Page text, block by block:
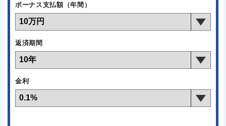
ボーナス支払額（年間）
返済期間
金利